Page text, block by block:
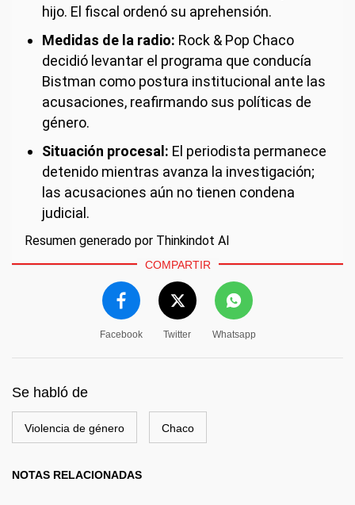
hijo. El fiscal ordenó su aprehensión.
Medidas de la radio: Rock & Pop Chaco
decidió levantar el programa que conducía
Bistman como postura institucional ante las
acusaciones, reafirmando sus políticas de
género.
Situación procesal: El periodista permanece
detenido mientras avanza la investigación;
las acusaciones aún no tienen condena
judicial.
Resumen generado por Thinkindot AI
COMPARTIR
Facebook Twitter Whatsapp
Se habló de
Violencia de género Chaco
NOTAS RELACIONADAS